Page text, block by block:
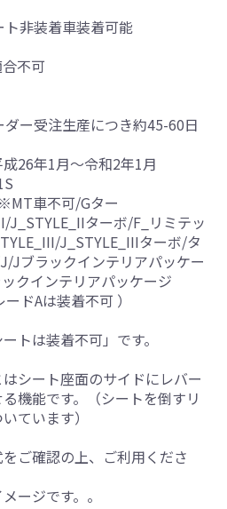
ト非装着車装着可能
不可
ー受注生産につき約45-60日
26年1月～令和2年1月
車不可/Gター
J_STYLE_IIターボ/F_リミテッ
J_STYLE_IIIターボ/タ
Jブラックインテリアパッケー
クインテリアパッケージ
ドAは装着不可 ）
トは装着不可」です。
シート座面のサイドにレバー
機能です。（シートを倒すリ
ています）
をご確認の上、ご利用くださ
ージです。。